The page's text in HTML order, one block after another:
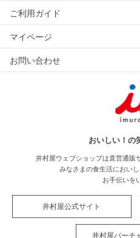
ご利用ガイド
マイページ
お問い合わせ
おいしい！の
井村屋ウェブショップは直営通販
みなさまの食生活におい
お手伝いを
井村屋公式サイト
井村屋バーチ